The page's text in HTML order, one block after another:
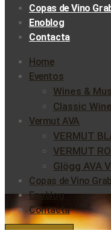
Copas de Vino
Enoblog
Contacta
Home
Eventos
Wines &
Classic
Vermut AVA
VERMUT
VERMUT
Glögg AVA
Copas de Vino
Enoblog
Contacta